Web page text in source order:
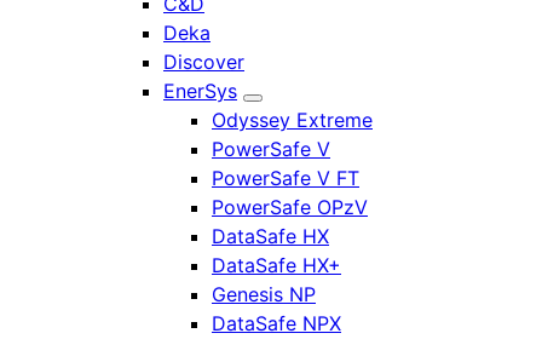
Deka
Discover
EnerSys
Odyssey Extreme
PowerSafe V
PowerSafe V FT
PowerSafe OPzV
DataSafe HX
DataSafe HX+
Genesis NP
DataSafe NPX